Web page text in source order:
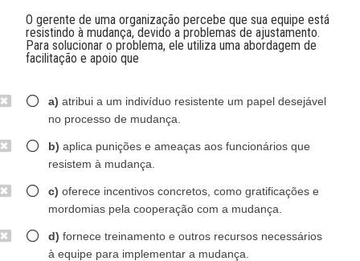
O gerente de uma organização percebe que sua equipe está
resistindo à mudança, devido a problemas de ajustamento.
Para solucionar o problema, ele utiliza uma abordagem de
facilitação e apoio que
a) atribui a um indivíduo resistente um papel desejável
no processo de mudança.
b) aplica punições e ameaças aos funcionários que
resistem à mudança.
c) oferece incentivos concretos, como gratificações e
mordomias pela cooperação com a mudança.
d) fornece treinamento e outros recursos necessários
à equipe para implementar a mudança.